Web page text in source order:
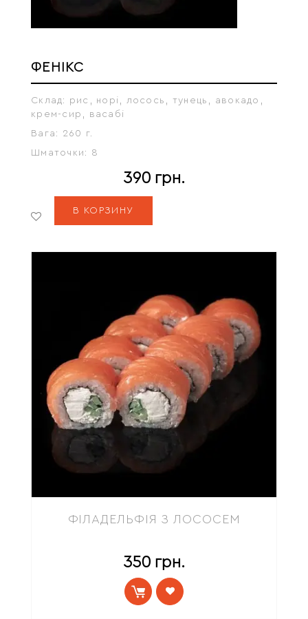
ФЕНІКС
Склад:
рис, норі, лосось, тунець, авокадо,
крем-сир, васабі
Вага:
260 г.
Шматочки:
8
390 грн.
В КОРЗИНУ
ФІЛАДЕЛЬФІЯ З ЛОСОСЕМ
350 грн.